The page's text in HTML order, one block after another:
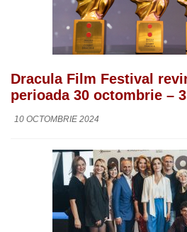
Dracula Film Festival
perioada 30 octombrie –
10 OCTOMBRIE 2024